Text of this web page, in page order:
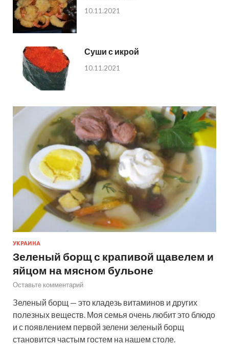
10.11.2021
Суши с икрой
10.11.2021
УКРАИНА
Зеленый борщ с крапивой щавелем и
яйцом на мясном бульоне
Оставьте комментарий
Зеленый борщ — это кладезь витаминов и других
полезных веществ. Моя семья очень любит это блюдо
и с появлением первой зелени зеленый борщ
становится частым гостем на нашем столе.